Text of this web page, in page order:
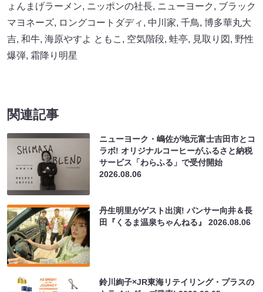
ょんまげラーメン, ニッポンの社長, ニューヨーク , ブラック
マヨネーズ, ロングコートダディ , 中川家, 千鳥, 博多華丸大
吉, 和牛, 海原やすよ ともこ , 空気階段, 蛙亭, 見取り図 , 野性
爆弾, 霜降り明星
関連記事
ニューヨーク・嶋佐が地元富士吉田市とコ
ラボ! オリジナルコーヒーがふるさと納税
サービス「わらふる」で受付開始
2026.08.06
丹生明里がゲスト出演! パンサー向井＆長
田『くるま温泉ちゃんねる』2026.08.06
鈴川絢子×JR東海リテイリング・プラスの